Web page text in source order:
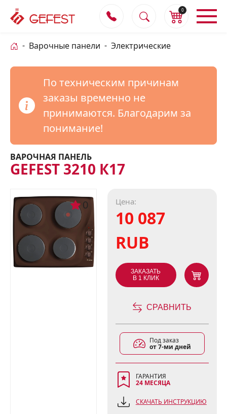
0
Варочные панели Электрические
По техническим причинам
заказы временно не
принимаются. Благодарим за
понимание!
ВАРОЧНАЯ ПАНЕЛЬ
GEFEST 3210 К17
0 Цена:
10 087
RUB
ЗАКАЗАТЬ
В 1 КЛИК
СРАВНИТЬ
Под заказ
от 7-ми дней
ГАРАНТИЯ
24 МЕСЯЦА
СКАЧАТЬ ИНСТРУКЦИЮ